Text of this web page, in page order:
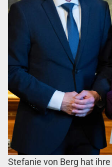
Stefanie von Berg hat